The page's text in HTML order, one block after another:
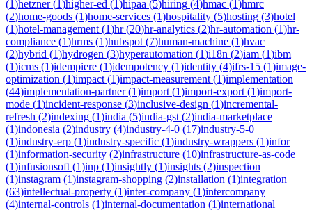
(1)hetzner(1)higher-ed (1)hipaa (5)hiring (4)hmac (1)hmrc
(2)home-goods (1)home-services (1)hospitality (5)hosting (3)hotel
(1)hotel-management (1)hr(20)hr-analytics (2)hr-automation (1)hr-
compliance (1)hrms (1)hubspot (7)human-machine (1)hvac
(2)hybrid (1)hydrogen (3)hyperautomation (1)i18n (2)iam (1)ibm
(1)icms (1)idempiere (1)idempotency (1)identity (4)ifrs-15 (1)image-
optimization (1)impact (1)impact-measurement (1)implementation
(44)implementation-partner(1)import (1)import-export (1)import-
mode (1)incident-response (3)inclusive-design (1)incremental-
refresh (2)indexing (1)india (5)india-gst (2)india-marketplace
(1)indonesia (2)industry (4)industry-4-0 (17)industry-5-0
(1)industry-erp (1)industry-specific (1)industry-wrappers (1)infor
(1)information-security (2)infrastructure (10)infrastructure-as-code
(1)infusionsoft (1)inp (1)insightly (1)insights (2)inspection
(1)instagram (1)instagram-shopping (2)installation (1)integration
(63)intellectual-property (1)inter-company (1)intercompany
(4)internal-controls (1)internal-documentation (1)international